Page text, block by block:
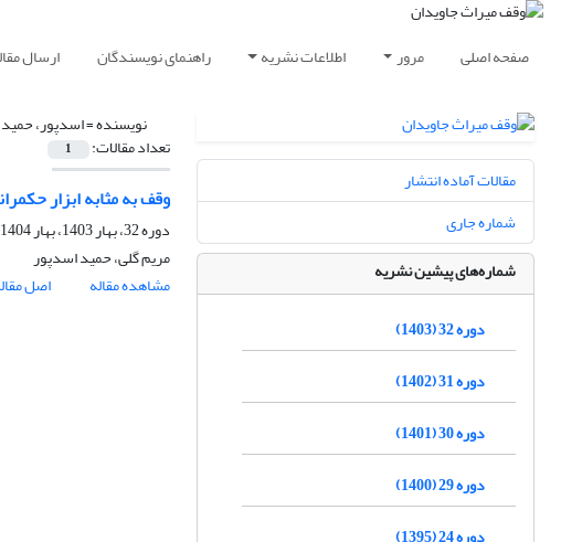
صفحه اصلی مرور اطلاعات نشریه راهنمای نویسندگان ارسال
نویسنده =اسدپور، حمید
تعداد مقالات: 1
وقف به مثابه ابزار
دوره 32، بهار 1403، بهار 1404
مریم گلی، حمید اسدپور
مشاهده مقاله
اصل
مقالات آماده انتشار
شماره جاری
شماره‌های پیشین نشریه
دوره 32 (1403)
دوره 31 (1402)
دوره 30 (1401)
دوره 29 (1400)